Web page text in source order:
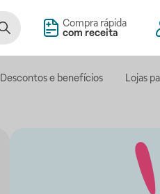
Compra rápida
com receita
Descontos e benefícios Lojas